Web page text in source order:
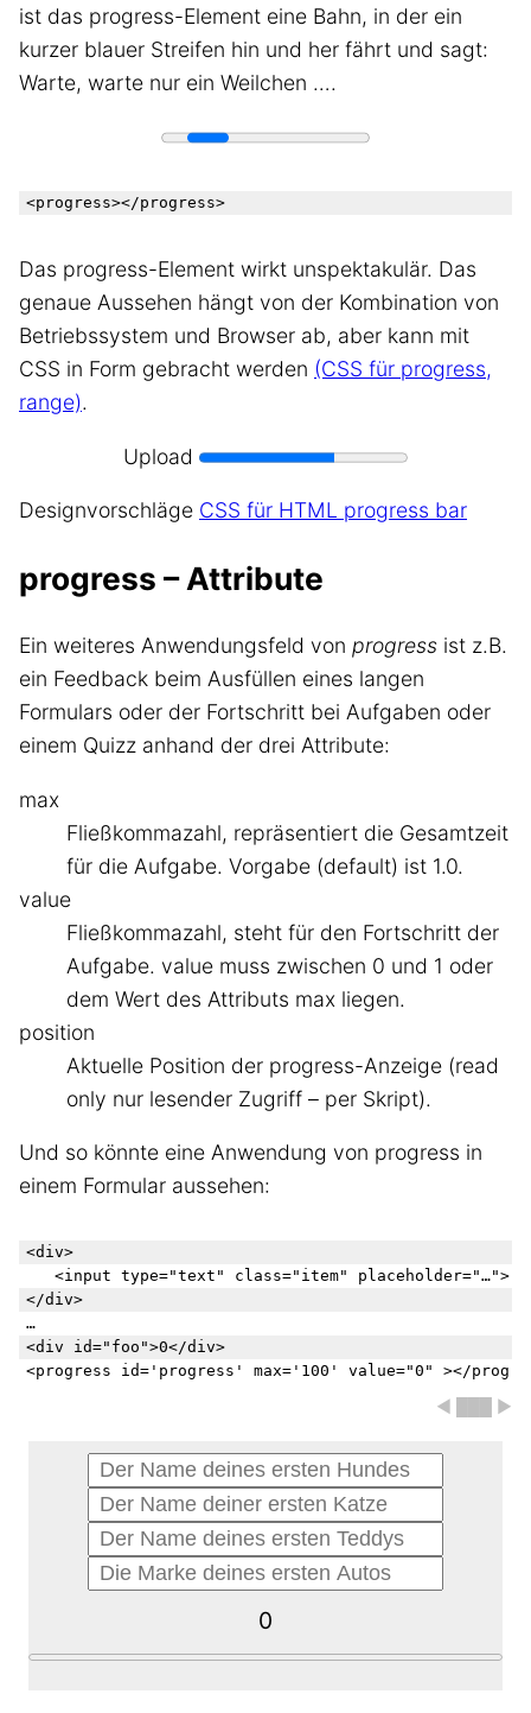
ist das progress-Element eine Bahn, in der ein
kurzer blauer Streifen hin und her fährt und sagt:
Warte, warte nur ein Weilchen ….
Das progress-Element wirkt unspektakulär. Das
genaue Aussehen hängt von der Kombination von
Betriebssystem und Browser ab, aber kann mit
CSS in Form gebracht werden (CSS für progress,
range).
Upload
Designvorschläge CSS für HTML progress bar
progress – Attribute
Ein weiteres Anwendungsfeld von progress ist z.B.
ein Feedback beim Ausfüllen eines langen
Formulars oder der Fortschritt bei Aufgaben oder
einem Quizz anhand der drei Attribute:
max
Fließkommazahl, repräsentiert die Gesamtzeit
für die Aufgabe. Vorgabe (default) ist 1.0.
value
Fließkommazahl, steht für den Fortschritt der
Aufgabe. value muss zwischen 0 und 1 oder
dem Wert des Attributs max liegen.
position
Aktuelle Position der progress-Anzeige (read
only nur lesender Zugriff – per Skript).
Und so könnte eine Anwendung von progress in
einem Formular aussehen:
<div>
   <input type="text" class="item" placeholder="…">
</div>
…
<div id="foo">0</div>
◀ ███ ▶
0